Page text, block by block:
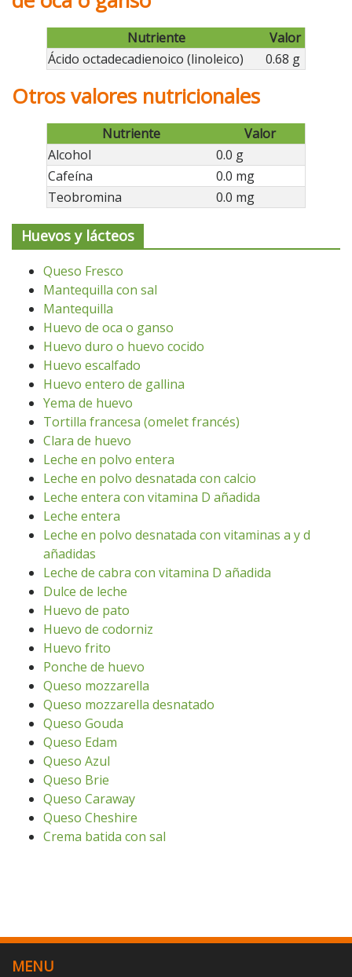
Nutriente
Valor
Ácido octadecadienoico (linoleico)
0.68 g
Otros valores nutricionales
Nutriente
Valor
Alcohol
0.0 g
Cafeína
0.0 mg
Teobromina
0.0 mg
Huevos y lácteos
Queso Fresco
Mantequilla con sal
Mantequilla
Huevo de oca o ganso
Huevo duro o huevo cocido
Huevo escalfado
Huevo entero de gallina
Yema de huevo
Tortilla francesa (omelet francés)
Clara de huevo
Leche en polvo entera
Leche en polvo desnatada con calcio
Leche entera con vitamina D añadida
Leche entera
Leche en polvo desnatada con vitaminas a y d
añadidas
Leche de cabra con vitamina D añadida
Dulce de leche
Huevo de pato
Huevo de codorniz
Huevo frito
Ponche de huevo
Queso mozzarella
Queso mozzarella desnatado
Queso Gouda
Queso Edam
Queso Azul
Queso Brie
Queso Caraway
Queso Cheshire
Crema batida con sal
MENU